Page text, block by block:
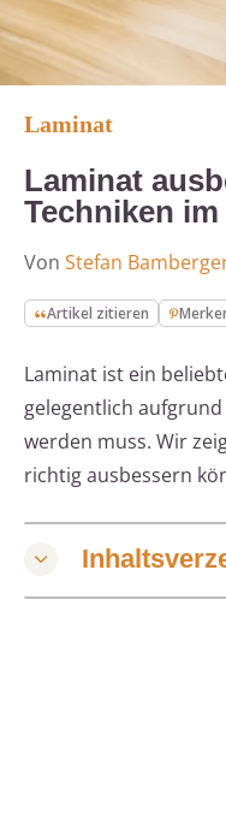
Laminat
Laminat
Techniken
Von Stefan
Artikel zitieren
Laminat ist ein
gelegentlich
werden muss. Wir
richtig ausbessern